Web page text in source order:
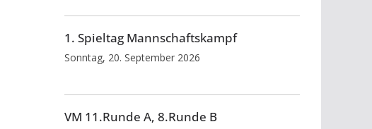
1. Spieltag Mannschaftskampf
Sonntag, 20. September 2026
VM 11.Runde A, 8.Runde B